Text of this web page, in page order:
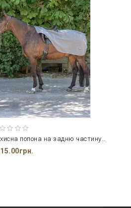
Захисна попона на задню частину коня